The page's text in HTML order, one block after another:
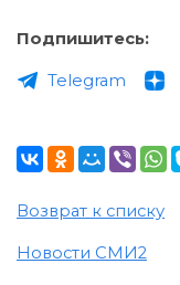
Подпишитесь:
Telegram
Возврат к списку
Новости СМИ2